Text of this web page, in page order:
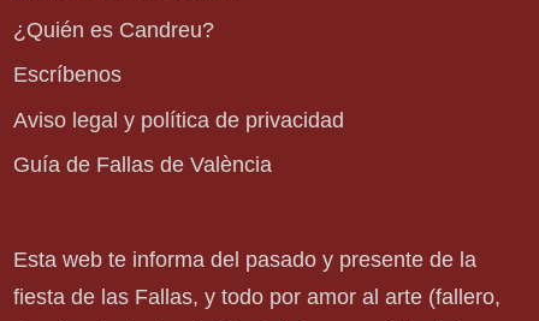
¿Quién es Candreu?
Escríbenos
Aviso legal y política de privacidad
Guía de Fallas de València
Esta web te informa del pasado y presente de la
fiesta de las Fallas, y todo por amor al arte (fallero,